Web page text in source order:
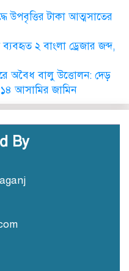
সুনামকণ্ঠ’র সপ্তম
বাহার চৌধুরীর ইন্তেকাল
কারখানার মাটি
উপবৃত্তির টাকা আত্মসাতের
২ বাংলা ড্রেজার জব্দ,
অবৈধ বালু উত্তোলন: দেড়
আসামির জামিন
By